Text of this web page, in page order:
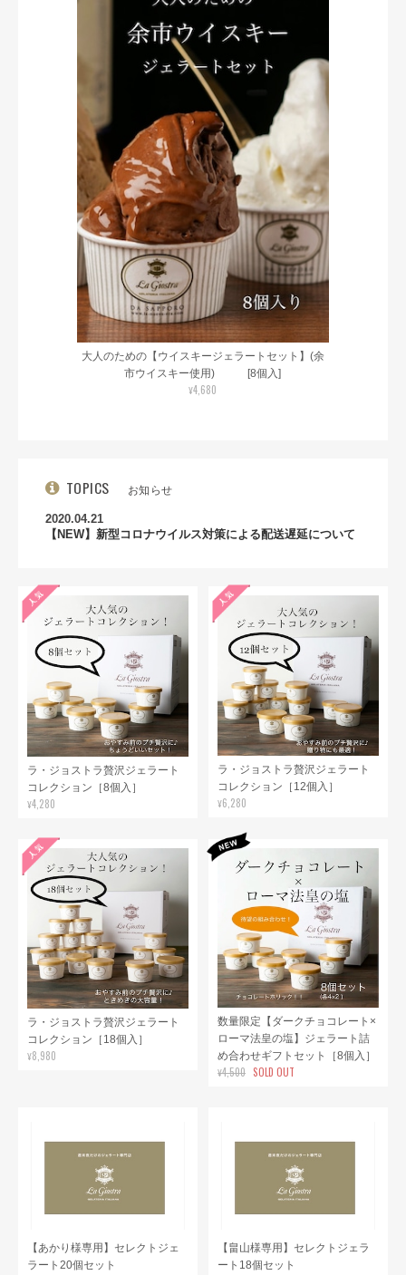
大人のための【ウイスキージェラートセット】(余
市ウイスキー使用) [8個入]
¥4,680
TOPICS お知らせ
2020.04.21
【NEW】新型コロナウイルス対策による配送遅延について
ラ・ジョストラ贅沢ジェラート
コレクション［8個入］
¥4,280
ラ・ジョストラ贅沢ジェラート
コレクション［12個入］
¥6,280
ラ・ジョストラ贅沢ジェラート
コレクション［18個入］
¥8,980
数量限定【ダークチョコレート×
ローマ法皇の塩】ジェラート詰
め合わせギフトセット［8個入］
¥4,500 SOLD OUT
【あかり様専用】セレクトジェ
ラート20個セット
【畠山様専用】セレクトジェラ
ート18個セット